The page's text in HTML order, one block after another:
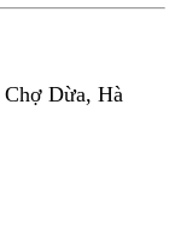
Dừa, Hà